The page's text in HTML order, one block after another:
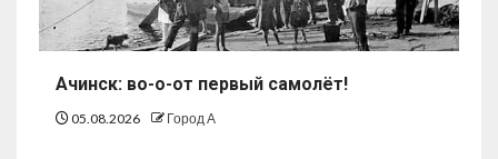
Ачинск: во-о-от первый самолёт!
05.08.2026 Город А